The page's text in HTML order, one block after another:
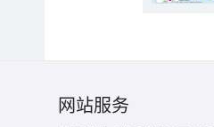
网站服务